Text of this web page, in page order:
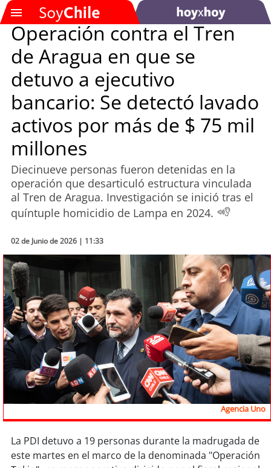
SOYTV
Podcast
Actualidad
Entretención
Economía
Deportes
Tecnología
Sostenibilidad
soychile
soyarica
soyiquique
calama
soycopiapó
Operación contra el Tren
de Aragua en que se
detuvo a ejecutivo
bancario: Se detectó lavado
activos por más de $ 75 mil
millones
Diecinueve personas fueron detenidas en la
operación que desarticuló estructura vinculada
al Tren de Aragua. Investigación se inició tras el
quíntuple homicidio de Lampa en 2024.
02 de Junio de 2026 | 11:33
Agencia Uno
La PDI detuvo a 19 personas durante la madrugada de
este martes en el marco de la denominada "Operación